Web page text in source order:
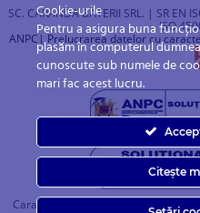
SC. CARANDA BATERII SRL. | SR EN
ISO
ANPC | Prelucrarea datelor cu
Caranda.ro este un magazin online
Cookie-urile
Pentru a asigura buna
plasăm în computerul
cunoscute sub numele de
mari fac acest lucru.
Citește